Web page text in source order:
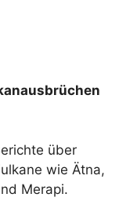
über
wie Ätna,
Merapi.